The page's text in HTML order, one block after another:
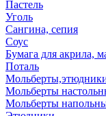
Пастель
Уголь
Сангина, сепия
Соус
Бумага для акрила,
Поталь
Мольберты
Мольберты